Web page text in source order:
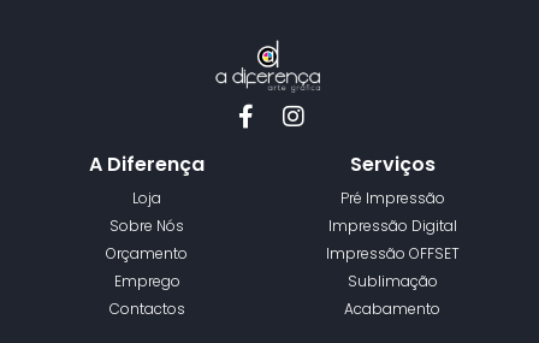
A Diferença
Loja
Sobre Nós
Orçamento
Emprego
Contactos
Serviços
Pré Impressão
Impressão Digital
Impressão OFFSET
Sublimação
Acabamento